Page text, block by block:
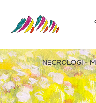
NECROLOGI -